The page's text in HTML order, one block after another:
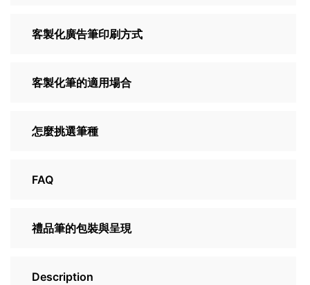
客製化廣告筆印刷方式
客製化筆的適用場合
怎麼挑選筆種
FAQ
禮品筆的包裝與呈現
Description